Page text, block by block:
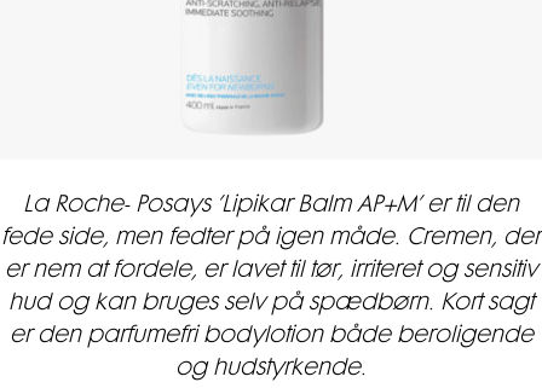
La Roche- Posays ’Lipikar Balm AP+M’ er til den
fede side, men fedter på igen måde. Cremen, der
er nem at fordele, er lavet til tør, irriteret og sensitiv
hud og kan bruges selv på spædbørn. Kort sagt
er den parfumefri bodylotion både beroligende
og hudstyrkende.